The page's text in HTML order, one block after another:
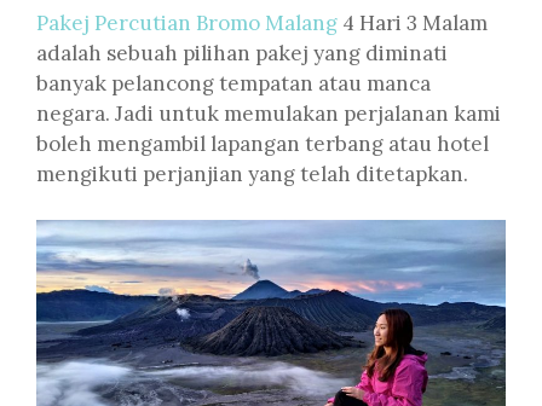
Pakej Percutian Bromo Malang 4 Hari 3 Malam
adalah sebuah pilihan pakej yang diminati
banyak pelancong tempatan atau manca
negara. Jadi untuk memulakan perjalanan kami
boleh mengambil lapangan terbang atau hotel
mengikuti perjanjian yang telah ditetapkan.